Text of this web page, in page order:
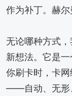
作为补丁。赫尔
无论哪种方式
新想法。它是
你刷卡时，卡
——自动、无形